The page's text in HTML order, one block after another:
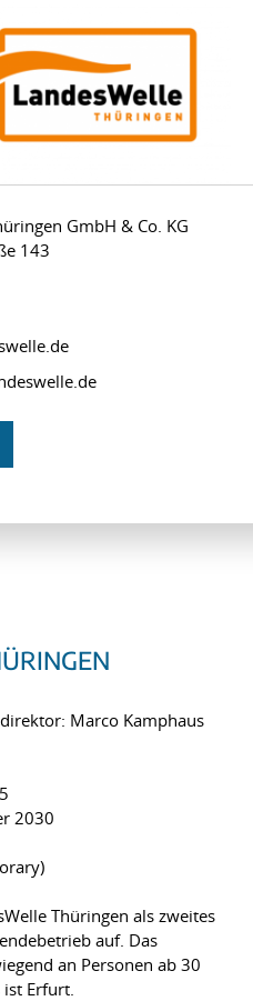
GmbH & Co. KG
143
Marco Kamphaus
2030
Thüringen als zweites
auf. Das
an Personen ab 30
Erfurt.